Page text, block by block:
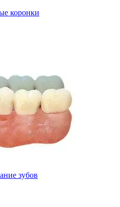
коронки
зубов